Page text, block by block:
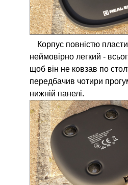
Корпус повністю
неймовірно легкий -
щоб він не ковзав по
передбачив чотири
нижній панелі.